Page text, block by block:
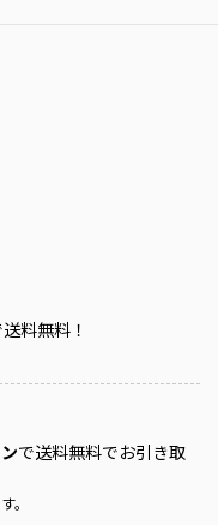
料無料！
で送料無料でお引き取
。